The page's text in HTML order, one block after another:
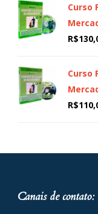
Curso
R$
Curso
R$
Canais de contato: